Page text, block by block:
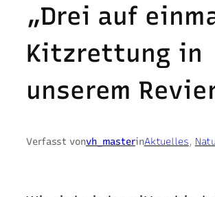
„Drei auf
Kitzrettung in
unserem
Verfasst vonvh_masterinAktuelles,